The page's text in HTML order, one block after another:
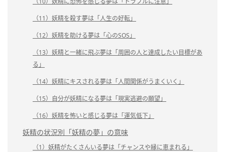
（11）妖精を殺す夢は「人生の好転」
（12）妖精を助ける夢は「心のSOS」
（13）妖精と一緒に飛ぶ夢は「周囲の人と達成したい目標があ
る」
（14）妖精にキスされる夢は「人間関係がうまくいく」
（15）自分が妖精になる夢は「現実逃避の願望」
（16）妖精を怖いと感じる夢は「運気低下」
妖精の状況別「妖精の夢」の意味
（1）妖精がたくさんいる夢は「チャンスや縁に恵まれる」